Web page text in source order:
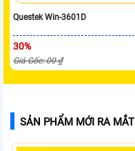
Questek Win-3601D
30%
Giá Gốc: 00 ₫
SẢN PHẨM MỚI RA MẮT